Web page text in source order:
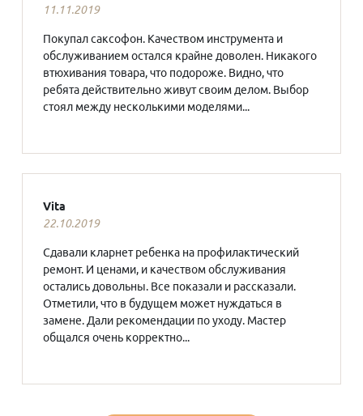
11.11.2019
Покупал саксофон. Качеством инструмента и
обслуживанием остался крайне доволен. Никакого
втюхивания товара, что подороже. Видно, что
ребята действительно живут своим делом. Выбор
стоял между несколькими моделями...
Vita
22.10.2019
Сдавали кларнет ребенка на профилактический
ремонт. И ценами, и качеством обслуживания
остались довольны. Все показали и рассказали.
Отметили, что в будущем может нуждаться в
замене. Дали рекомендации по уходу. Мастер
общался очень корректно...